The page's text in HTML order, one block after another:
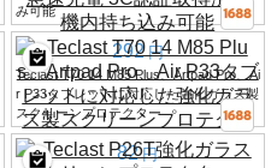
み可能
292 円
Teclast T70 14 M85 Plus、Artpad Pro、Ai
r P33タブレットに対応した強化ガラス製
スクリーンプロテクター
82 円